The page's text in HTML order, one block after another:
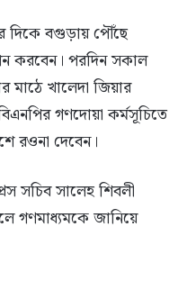
দিকে বগুড়ায় পৌঁছে
করবেন। পরদিন সকাল
মাঠে খালেদা জিয়ার
গণদোয়া কর্মসূচিতে
রওনা দেবেন।
সচিব সালেহ শিবলী
গণমাধ্যমকে জানিয়ে